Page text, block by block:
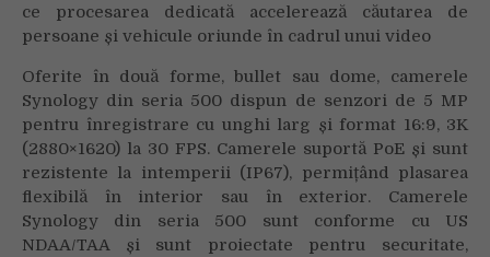
ce procesarea dedicată accelerează căutarea de
persoane și vehicule oriunde în cadrul unui video
Oferite în două forme, bullet sau dome, camerele
Synology din seria 500 dispun de senzori de 5 MP
pentru înregistrare cu unghi larg și format 16:9, 3K
(2880×1620) la 30 FPS. Camerele suportă PoE și sunt
rezistente la intemperii (IP67), permițând plasarea
flexibilă în interior sau în exterior. Camerele
Synology din seria 500 sunt conforme cu US
NDAA/TAA și sunt proiectate pentru securitate,